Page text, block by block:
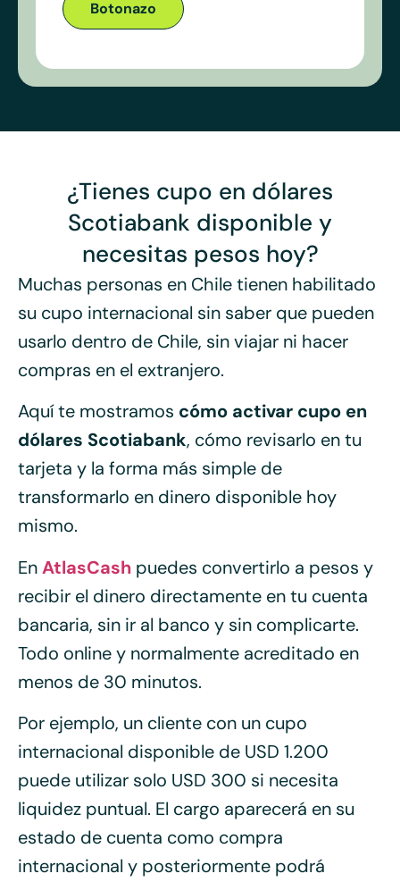
¿Tienes cupo en dólares
Scotiabank disponible y
necesitas pesos hoy?
Muchas personas en Chile tienen habilitado
su cupo internacional sin saber que pueden
usarlo dentro de Chile, sin viajar ni hacer
compras en el extranjero.
Aquí te mostramos cómo activar cupo en
dólares Scotiabank, cómo revisarlo en tu
tarjeta y la forma más simple de
transformarlo en dinero disponible hoy
mismo.
EnAtlasCash puedes convertirlo a pesos y
recibir el dinero directamente en tu cuenta
bancaria, sin ir al banco y sin complicarte.
Todo online y normalmente acreditado en
menos de 30 minutos.
Por ejemplo, un cliente con un cupo
internacional disponible de USD 1.200
puede utilizar solo USD 300 si necesita
liquidez puntual. El cargo aparecerá en su
estado de cuenta como compra
internacional y posteriormente podrá